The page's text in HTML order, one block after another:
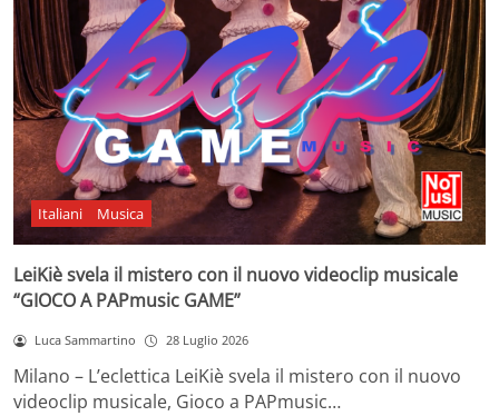
Italiani Musica
LeiKiè svela il mistero con il nuovo videoclip musicale
“GIOCO A PAPmusic GAME”
Luca Sammartino 28 Luglio 2026
Milano – L’eclettica LeiKiè svela il mistero con il nuovo
videoclip musicale, Gioco a PAPmusic…